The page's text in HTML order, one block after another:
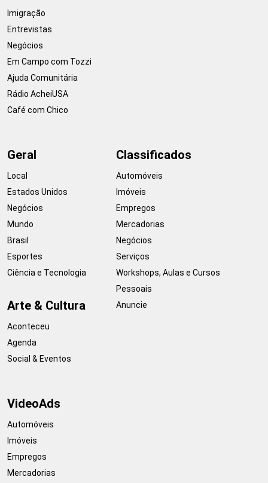
Imigração
Entrevistas
Negócios
Em Campo com Tozzi
Ajuda Comunitária
Rádio AcheiUSA
Café com Chico
Geral
Local
Estados Unidos
Negócios
Mundo
Brasil
Esportes
Ciência e Tecnologia
Arte & Cultura
Aconteceu
Agenda
Social & Eventos
Classificados
Automóveis
Imóveis
Empregos
Mercadorias
Negócios
Serviços
Workshops, Aulas e Cursos
Pessoais
Anuncie
VideoAds
Automóveis
Imóveis
Empregos
Mercadorias